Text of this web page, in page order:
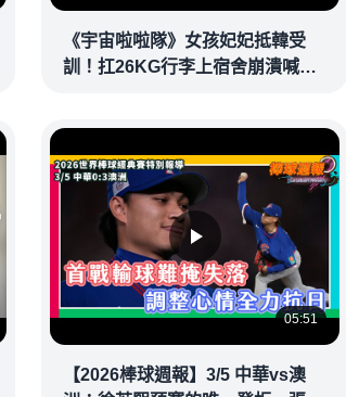
《宇宙啦啦隊》女孩妃妃抵韓受
訓！扛26KG行李上宿舍崩潰喊：
05:51
【2026棒球週報】3/5 中華vs澳